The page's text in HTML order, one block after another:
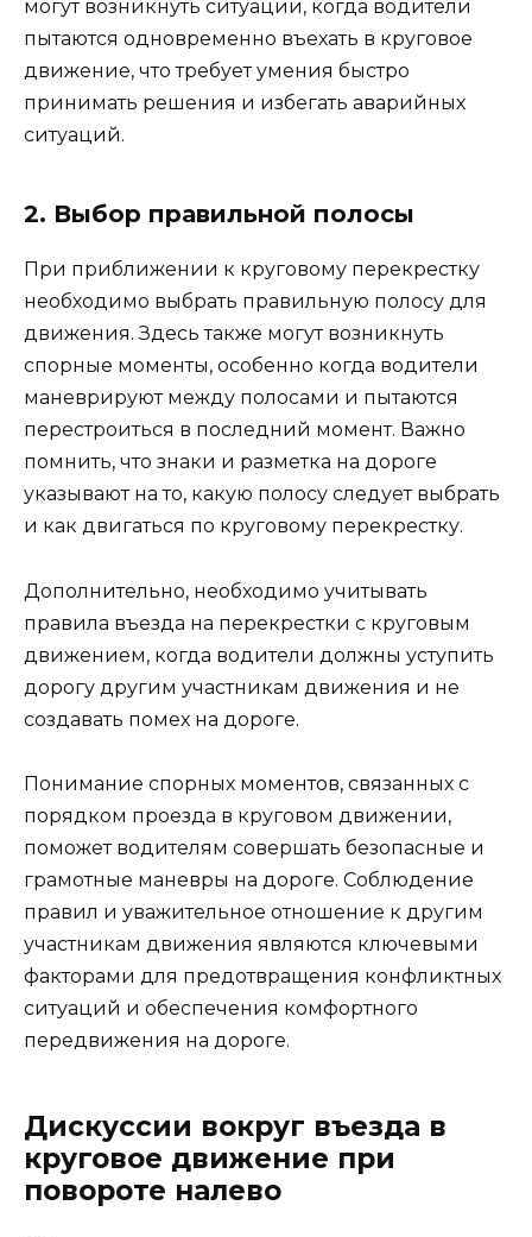
могут возникнуть ситуации, когда водители
пытаются одновременно въехать в круговое
движение, что требует умения быстро
принимать решения и избегать аварийных
ситуаций.
2. Выбор правильной полосы
При приближении к круговому перекрестку
необходимо выбрать правильную полосу для
движения. Здесь также могут возникнуть
спорные моменты, особенно когда водители
маневрируют между полосами и пытаются
перестроиться в последний момент. Важно
помнить, что знаки и разметка на дороге
указывают на то, какую полосу следует выбрать
и как двигаться по круговому перекрестку.
Дополнительно, необходимо учитывать
правила въезда на перекрестки с круговым
движением, когда водители должны уступить
дорогу другим участникам движения и не
создавать помех на дороге.
Понимание спорных моментов, связанных с
порядком проезда в круговом движении,
поможет водителям совершать безопасные и
грамотные маневры на дороге. Соблюдение
правил и уважительное отношение к другим
участникам движения являются ключевыми
факторами для предотвращения конфликтных
ситуаций и обеспечения комфортного
передвижения на дороге.
Дискуссии вокруг въезда в
круговое движение при
повороте налево